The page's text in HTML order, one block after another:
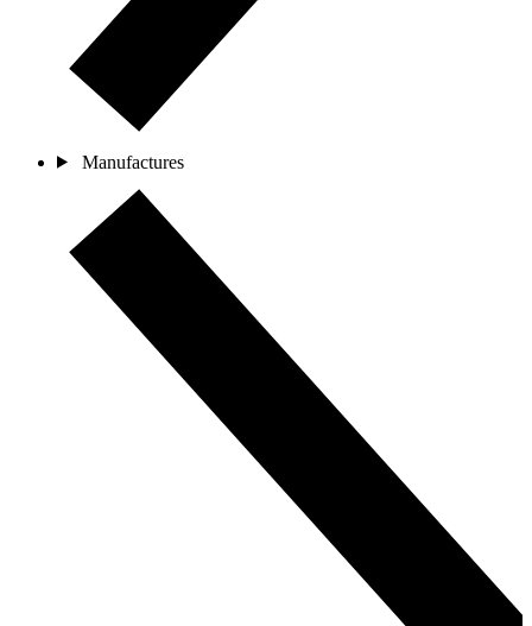
Manufactures